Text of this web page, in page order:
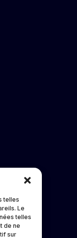
telles
Le
telles
de ne
sur